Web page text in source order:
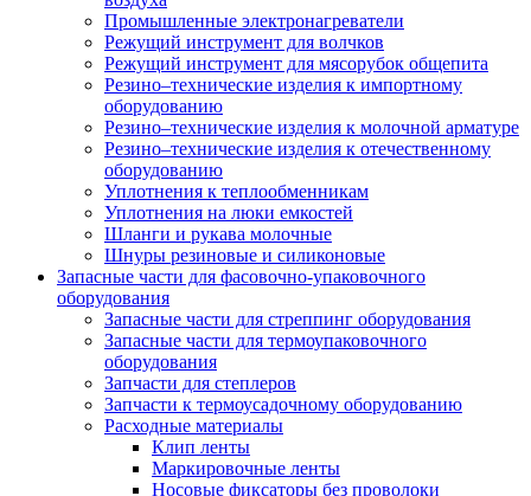
Промышленные электронагреватели
Режущий инструмент для волчков
Режущий инструмент для мясорубок общепита
Резино–технические изделия к импортному
оборудованию
Резино–технические изделия к молочной арматуре
Резино–технические изделия к отечественному
оборудованию
Уплотнения к теплообменникам
Уплотнения на люки емкостей
Шланги и рукава молочные
Шнуры резиновые и силиконовые
Запасные части для фасовочно-упаковочного
оборудования
Запасные части для стреппинг оборудования
Запасные части для термоупаковочного
оборудования
Запчасти для степлеров
Запчасти к термоусадочному оборудованию
Расходные материалы
Клип ленты
Маркировочные ленты
Носовые фиксаторы без проволоки